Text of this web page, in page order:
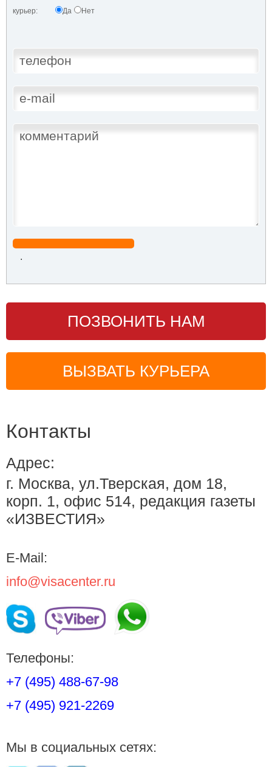
курьер: Да Нет
.
ПОЗВОНИТЬ НАМ
ВЫЗВАТЬ КУРЬЕРА
Контакты
Адрес:
г. Москва, ул.Тверская, дом 18,
корп. 1, офис 514, редакция газеты
«ИЗВЕСТИЯ»
E-Mail:
info@visacenter.ru
Телефоны:
+7 (495) 488-67-98
+7 (495) 921-2269
Мы в социальных сетях: